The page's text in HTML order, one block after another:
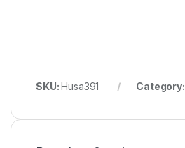
SKU: Husa391 Category: